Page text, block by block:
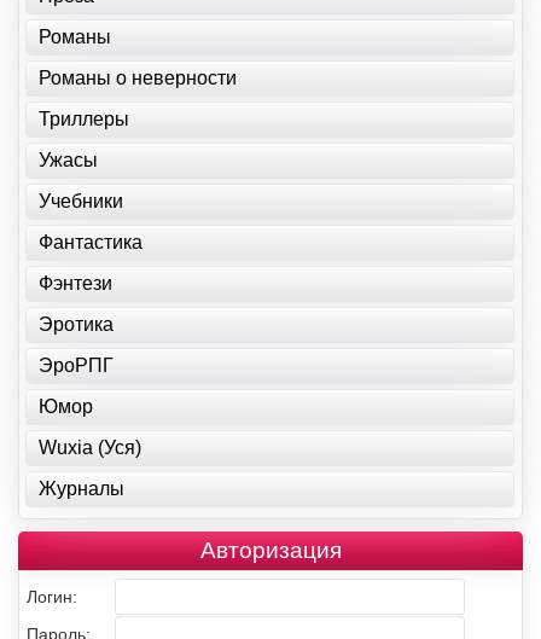
Романы
Романы о неверности
Триллеры
Ужасы
Учебники
Фантастика
Фэнтези
Эротика
ЭроРПГ
Юмор
Wuxia (Уся)
Журналы
Авторизация
Логин:
Пароль: